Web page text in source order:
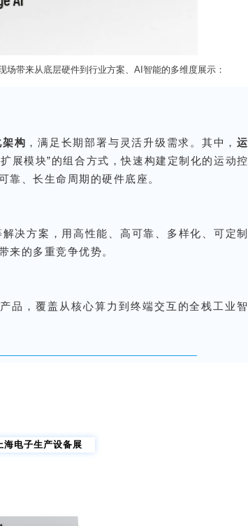
场带来从底层硬件到行业方案、AI智能的多维度展示：
构 ，满足长期部署与灵活升级需求。其中，运
展模块”的组合方式，快速构建定制化的运动控
靠、长生命周期的硬件底座。
决方案，用高性能、高可靠、多样化、可定制
来的多重竞争优势。
品，覆盖从核心算力到终端交互的全栈工业智
海电子生产设备展